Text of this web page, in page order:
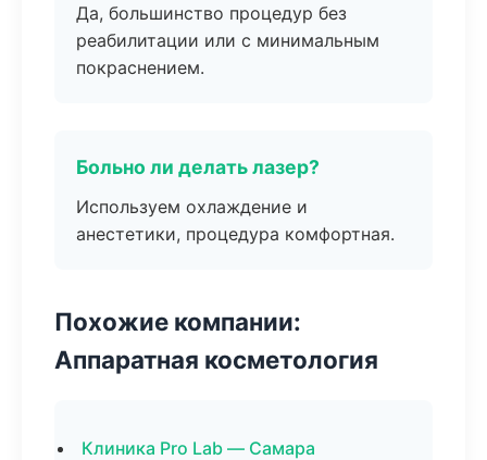
Да, большинство процедур без
реабилитации или с минимальным
покраснением.
Больно ли делать лазер?
Используем охлаждение и
анестетики, процедура комфортная.
Похожие компании:
Аппаратная косметология
Клиника Pro Lab — Самара